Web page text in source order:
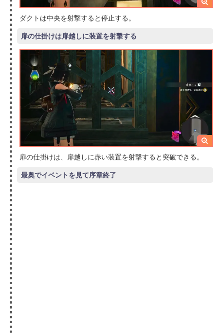
ダクトは中央を射撃すると停止する。
扉の仕掛けは扉越しに装置を射撃する
扉の仕掛けは、扉越しに赤い装置を射撃すると突破できる。
最奥でイベントを見て序章終了